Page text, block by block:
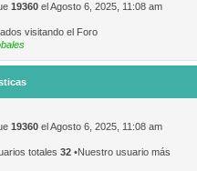
19360 el Agosto 6, 2025, 11:08 am
visitando el Foro
19360 el Agosto 6, 2025, 11:08 am
totales 32 •Nuestro usuario más